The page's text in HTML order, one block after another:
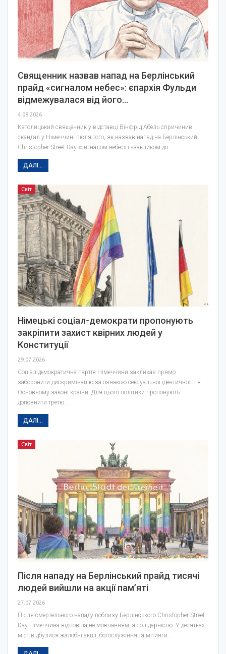
Священник назвав напад на Берлінський
прайд «сигналом небес»: єпархія Фульди
відмежувалася від його…
4.08.2026
Католицький священник у відставці Вінфрід Абель спричинив
скандал у Німеччині після того, як назвав напад на Берлінський
Christopher Street Day «сигналом небес» і «закликом до…
ДАЛІ...
Світ
Німецькі соціал-демократи пропонують
закріпити захист квірних людей у
Конституції
29.07.2026
Соціал-демократична партія Німеччини закликає прямо
заборонити дискримінацію за ознакою сексуальної ідентичності в
Основному законі країни. Для цього політики пропонують
доповнити третю…
ДАЛІ...
Світ
Після нападу на Берлінський прайд тисячі
людей вийшли на акції пам’яті
27.07.2026
Після смертельного нападу поблизу Берлінського Christopher Street
Day Німеччина відповіла не мовчанням, а солідарністю. У десятках
міст відбулися жалобні акції, богослужіння та мітинги…